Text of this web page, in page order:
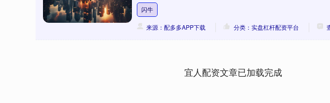
闪牛
来源：配多多APP下载 分类：实盘杠杆配资平台
宜人配资文章已加载完成